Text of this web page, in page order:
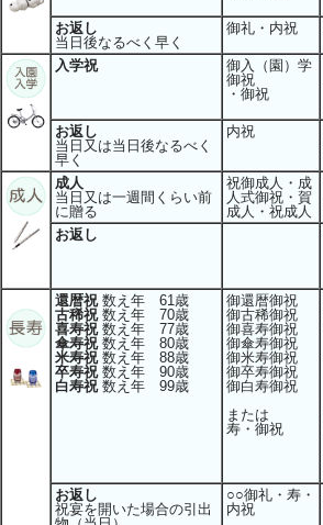
お返し
当日後なるべく早く
御礼・内祝
入学祝
御入（園）学
御祝
・御祝
お返し
当日又は当日後なるべく
早く
内祝
成人
当日又は一週間くらい前
に贈る
祝御成人・成
人式御祝・賀
成人・祝成人
お返し
還暦祝 数え年 61歳
古稀祝数え年 70歳
喜寿祝数え年 77歳
傘寿祝 数え年 80歳
米寿祝数え年 88歳
卒寿祝数え年 90歳
白寿祝数え年 99歳
御還暦御祝
御古稀御祝
御喜寿御祝
御傘寿御祝
御米寿御祝
御卒寿御祝
御白寿御祝
または
寿・御祝
お返し
祝宴を開いた場合の引出
○○御礼・寿・
内祝